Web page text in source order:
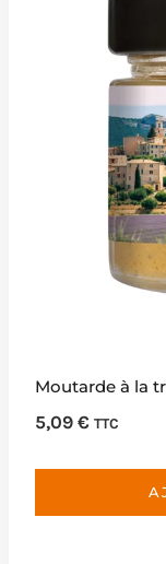
Moutarde à la
5,09 € TTC